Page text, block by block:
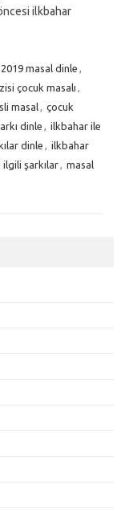
ilkbahar
2019 masal dinle
çocuk masalı
masal
çocuk
dinle
ilkbahar ile
dinle
ilkbahar
şarkılar
masal